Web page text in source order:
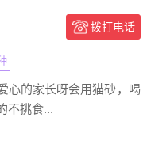
拨打电话
心的家长呀会用猫砂，喝
不挑食...